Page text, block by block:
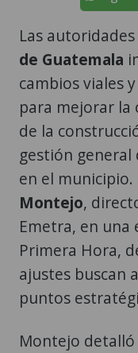
de Guatemala
cambios viales
para mejorar la
de la
gestión
en el
Montejo,
Emetra, en una
Primera Hora,
ajustes buscan
puntos
Montejo detalló
la calle